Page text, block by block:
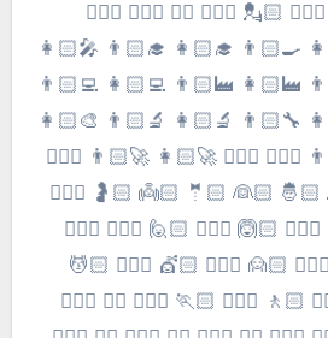
👮🏻‍♀️ 👮🏻 👷🏻‍♀️ 👷🏻 💂🏻‍♀️
👩🏻‍🌾 👨🏻‍🌾 👩🏻‍🍳 👨🏻‍🍳
👨🏻‍🎤 👩🏻‍🏫 👨🏻‍🏫 👩🏻‍🏭
👩🏻‍💼 👨🏻‍💼 👩🏻‍🔧 👨🏻‍🔧
👨🏻‍🎨 👩🏻‍🚒 👨🏻‍🚒 👩🏻‍✈️
👨🏻‍⚖️ 🤶🏻 🎅🏻 👸🏻 🤴🏻 👰🏻
🙇🏻 💁🏻 💁🏻‍♂️ 🙅🏻 🙅🏻‍♂️ 🙆🏻
🤦🏻‍♂️ 🤷🏻‍♀️ 🤷🏻‍♂️ 🙎🏻 🙎🏻‍♂️
💆🏻‍♂️ 🕴🏻 💃🏻 🕺🏻 🚶🏻‍♀️ 🚶🏻